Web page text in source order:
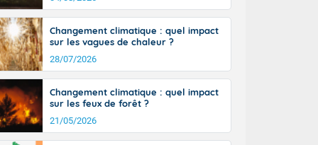
Changement climatique : quel impact
sur les vagues de chaleur ?
28/07/2026
Changement climatique : quel impact
sur les feux de forêt ?
21/05/2026